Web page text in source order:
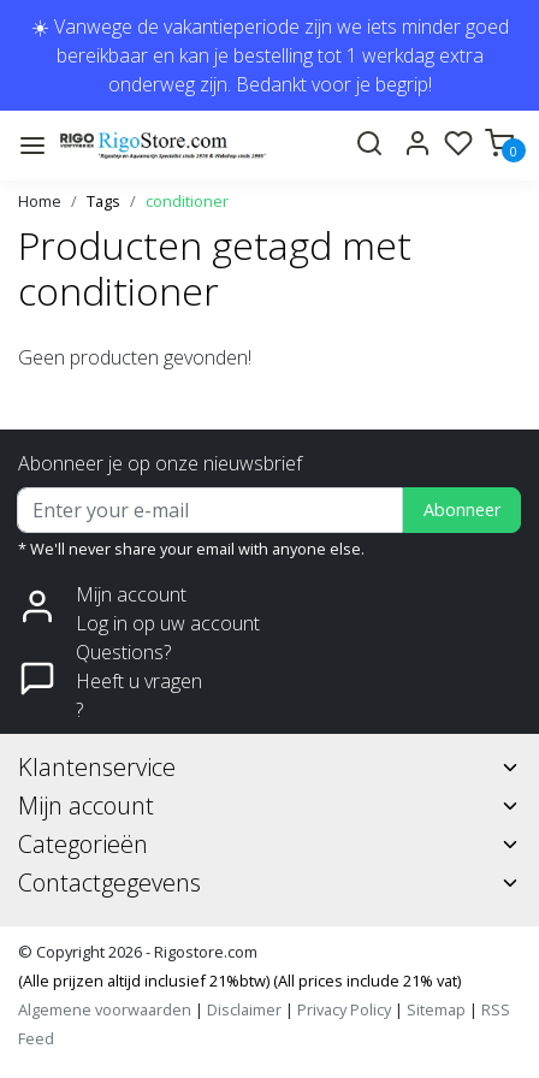
☀️ Vanwege de vakantieperiode zijn we iets minder goed
bereikbaar en kan je bestelling tot 1 werkdag extra
onderweg zijn. Bedankt voor je begrip!
0
Home Tags conditioner
Producten getagd met
conditioner
Geen producten gevonden!
Abonneer je op onze nieuwsbrief
Abonneer
* We'll never share your email with anyone else.
Mijn account
Log in op uw account
Questions?
Heeft u vragen
?
Klantenservice
Mijn account
Categorieën
Contactgegevens
© Copyright 2026 - Rigostore.com
(Alle prijzen altijd inclusief 21%btw) (All prices include 21% vat)
Algemene voorwaarden | Disclaimer | Privacy Policy| Sitemap | RSS
Feed